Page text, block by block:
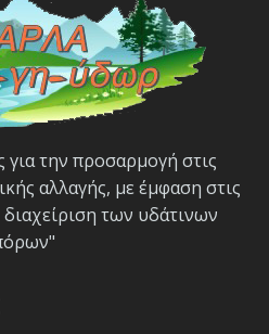
για την προσαρμογή στις
αλλαγής, με έμφαση στις
των υδάτινων